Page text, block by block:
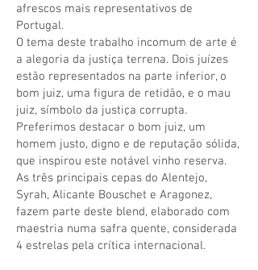
afrescos mais representativos de
Portugal.
O tema deste trabalho incomum de arte é
a alegoria da justiça terrena. Dois juízes
estão representados na parte inferior, o
bom juiz, uma figura de retidão, e o mau
juiz, símbolo da justiça corrupta.
Preferimos destacar o bom juiz, um
homem justo, digno e de reputação sólida,
que inspirou este notável vinho reserva.
As três principais cepas do Alentejo,
Syrah, Alicante Bouschet e Aragonez,
fazem parte deste blend, elaborado com
maestria numa safra quente, considerada
4 estrelas pela crítica internacional.